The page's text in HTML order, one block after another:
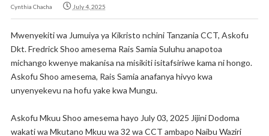
Cynthia Chacha July 4, 2025
Mwenyekiti wa Jumuiya ya Kikristo nchini Tanzania CCT, Askofu
Dkt. Fredrick Shoo amesema Rais Samia Suluhu anapotoa
michango kwenye makanisa na misikiti isitafsiriwe kama ni hongo.
Askofu Shoo amesema, Rais Samia anafanya hivyo kwa
unyenyekevu na hofu yake kwa Mungu.
Askofu Mkuu Shoo amesema hayo July 03, 2025 Jijini Dodoma
wakati wa Mkutano Mkuu wa 32 wa CCT ambapo Naibu Waziri